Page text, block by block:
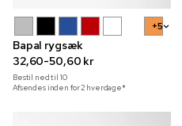
+5
Bapal rygsæk
32,60-50,60 kr
Bestil ned til 10
Afsendes inden for 2 hverdage*